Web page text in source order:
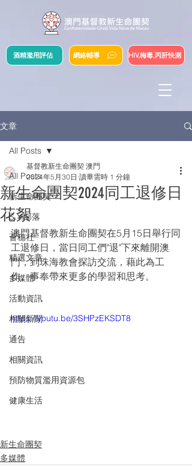
網絡輔導
酒精濫用評估 HIV,梅毒,丙肝快測
文章
All Posts
新生命團契
S.Y.部落
薈穗社
精選文章
多媒體
活動資訊
相關新聞
通告
相關資訊
預防物質濫用資源包
健康生活
All Posts
新生命團契2024同工退修日
花絮
基督教新生命團契 澳門
2024年5月30日 讀畢需時 1 分鐘
澳門基督教新生命團契在5月15日舉行同
工退修日，當日同工們"退"下來離開澳
門，到珠海教會探訪交流，藉此為工
作、事奉帶來更多的學習和思考。
https://youtu.be/3SHPzEKSDT8
新生命團契
多媒體